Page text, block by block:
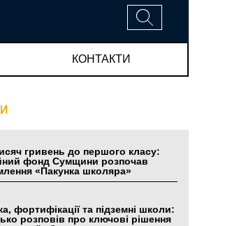
КОНТАКТИ
гривень до першого класу:
фонд Сумщини розпочав
«Пакунка школяра»
фортифікації та підземні школи:
розповів про ключові рішення